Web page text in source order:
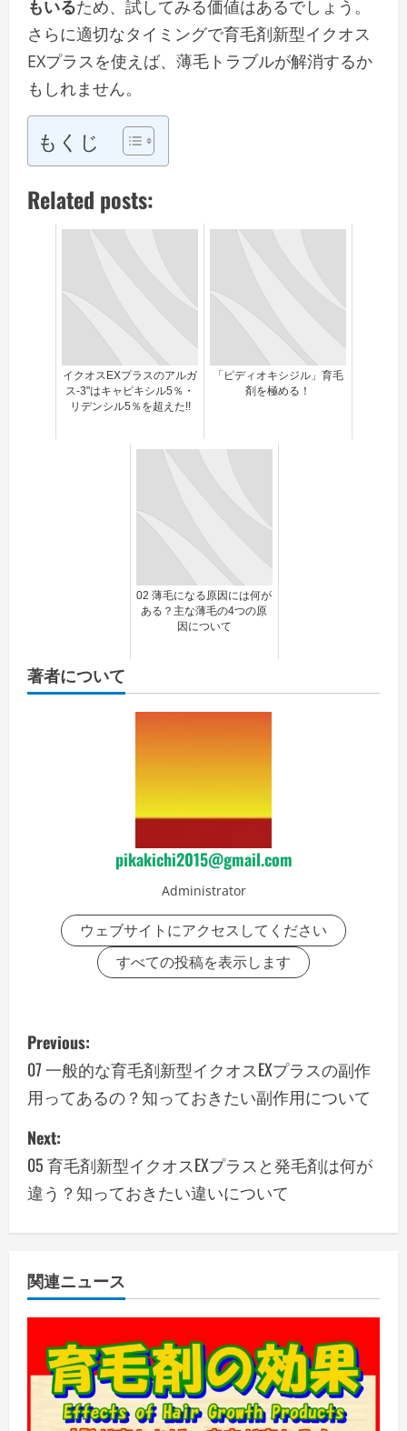
もいるため、試してみる価値はあるでしょう。
さらに適切なタイミングで育毛剤新型イクオス
EXプラスを使えば、薄毛トラブルが解消するか
もしれません。
もくじ
Related posts:
イクオスEXプラスのアルガ
ス-3"はキャピキシル5％・
リデンシル5％を超えた!!
「ピディオキシジル」育毛
剤を極める！
02 薄毛になる原因には何が
ある？主な薄毛の4つの原
因について
著者について
pikakichi2015@gmail.com
Administrator
ウェブサイトにアクセスしてください
すべての投稿を表示します
P
o
s
t
n
a
i
a
Previous:
07 一般的な育毛剤新型イクオスEXプラスの副作
用ってあるの？知っておきたい副作用について
Next:
05 育毛剤新型イクオスEXプラスと発毛剤は何が
違う？知っておきたい違いについて
関連ニュース